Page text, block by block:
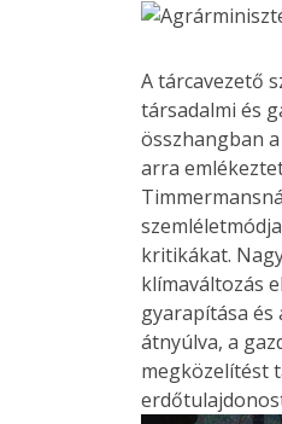
A tárcavezető
társadalmi és
összhangban
arra
kritikákat.
klímaváltozás
gyarapítása
átnyúlva, a
megközelítést